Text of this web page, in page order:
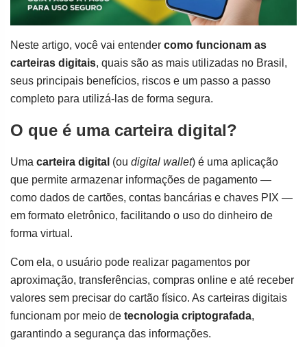
Neste artigo, você vai entender como funcionam as
carteiras digitais, quais são as mais utilizadas no Brasil,
seus principais benefícios, riscos e um passo a passo
completo para utilizá-las de forma segura.
O que é uma carteira digital?
Uma carteira digital (ou digital wallet) é uma aplicação
que permite armazenar informações de pagamento —
como dados de cartões, contas bancárias e chaves PIX —
em formato eletrônico, facilitando o uso do dinheiro de
forma virtual.
Com ela, o usuário pode realizar pagamentos por
aproximação, transferências, compras online e até receber
valores sem precisar do cartão físico. As carteiras digitais
funcionam por meio de tecnologia criptografada,
garantindo a segurança das informações.